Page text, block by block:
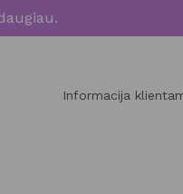
Informacija